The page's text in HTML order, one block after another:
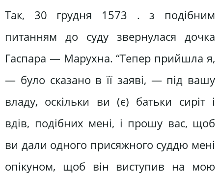
Так, 30 грудня 1573 . з подібним
питанням до суду звернулася дочка
Гаспара ― Марухна. “Тепер прийшла я,
― було сказано в її заяві, ― під вашу
владу, оскільки ви (є) батьки сиріт і
вдів, подібних мені, і прошу вас, щоб
ви дали одного присяжного суддю мені
опікуном, щоб він виступив на мою